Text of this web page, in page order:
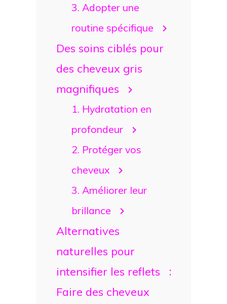
3. Adopter une
routine spécifique
Des soins ciblés pour
des cheveux gris
magnifiques
1. Hydratation en
profondeur
2. Protéger vos
cheveux
3. Améliorer leur
brillance
Alternatives
naturelles pour
intensifier les reflets
Faire des cheveux